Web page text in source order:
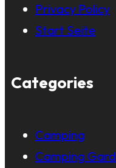
Privacy Policy
Start Seite
Categories
Camping
Camping